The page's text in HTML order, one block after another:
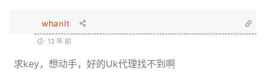
whanlt
13 年 前
求key，想动手，好的Uk代理找不到啊